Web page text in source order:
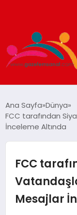
TEKNOLOJI
YAŞAM
Ana Sayfa Dünya
FCC tarafından
İnceleme Altında
FCC
Mesajlar